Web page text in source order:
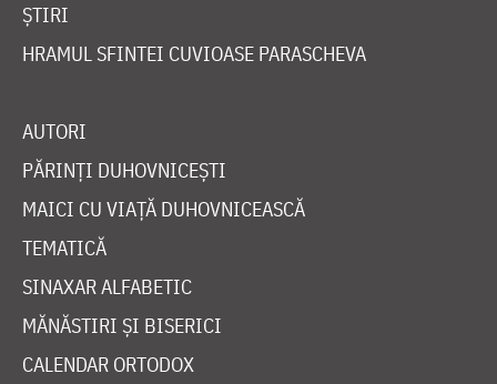
ȘTIRI
HRAMUL SFINTEI CUVIOASE PARASCHEVA
AUTORI
PĂRINȚI DUHOVNICEȘTI
MAICI CU VIAȚĂ DUHOVNICEASCĂ
TEMATICĂ
SINAXAR ALFABETIC
MĂNĂSTIRI ȘI BISERICI
CALENDAR ORTODOX